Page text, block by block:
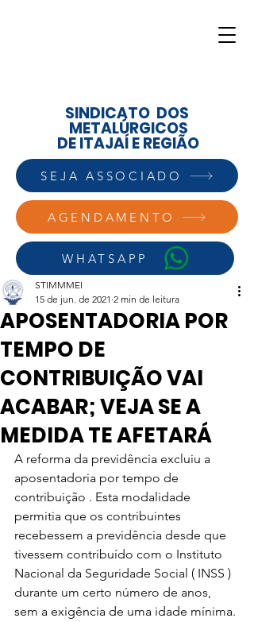
AGENDAMENTO
WHATSAPP
SINDICATO DOS
METALÚRGICOS
DE ITAJAÍ E REGIÃO
SEJA ASSOCIADO
APOSENTADORIA POR
TEMPO DE
CONTRIBUIÇÃO VAI
ACABAR; VEJA SE A
MEDIDA TE AFETARÁ
STIMMMEI
15 de jun. de 2021 2 min de leitura
A reforma da previdência excluiu a
aposentadoria por tempo de
contribuição . Esta modalidade
permitia que os contribuintes
recebessem a previdência desde que
tivessem contribuído com o Instituto
Nacional da Seguridade Social ( INSS )
durante um certo número de anos,
sem a exigência de uma idade mínima.